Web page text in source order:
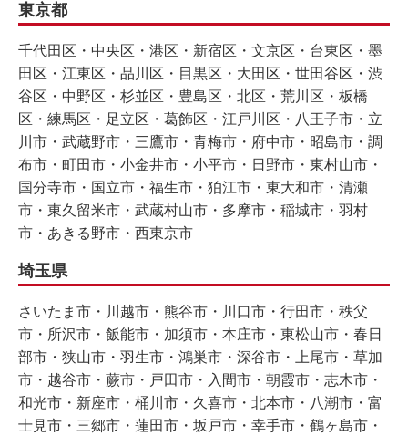
東京都
千代田区・中央区・港区・新宿区・文京区・台東区・墨
田区・江東区・品川区・目黒区・大田区・世田谷区・渋
谷区・中野区・杉並区・豊島区・北区・荒川区・板橋
区・練馬区・足立区・葛飾区・江戸川区・八王子市・立
川市・武蔵野市・三鷹市・青梅市・府中市・昭島市・調
布市・町田市・小金井市・小平市・日野市・東村山市・
国分寺市・国立市・福生市・狛江市・東大和市・清瀬
市・東久留米市・武蔵村山市・多摩市・稲城市・羽村
市・あきる野市・西東京市
埼玉県
さいたま市・川越市・熊谷市・川口市・行田市・秩父
市・所沢市・飯能市・加須市・本庄市・東松山市・春日
部市・狭山市・羽生市・鴻巣市・深谷市・上尾市・草加
市・越谷市・蕨市・戸田市・入間市・朝霞市・志木市・
和光市・新座市・桶川市・久喜市・北本市・八潮市・富
士見市・三郷市・蓮田市・坂戸市・幸手市・鶴ヶ島市・